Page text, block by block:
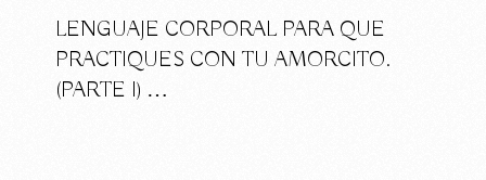
LENGUAJE CORPORAL PARA QUE
PRACTIQUES CON TU AMORCITO.
(PARTE I) …